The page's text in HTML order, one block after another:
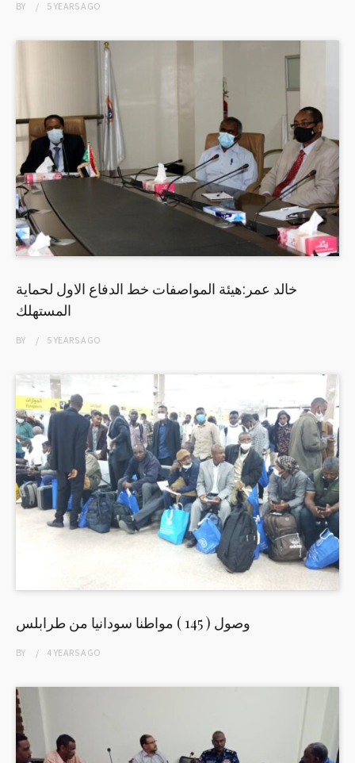
BY 5 YEARSAGO
خالد عمر:هيئة المواصفات خط الدفاع الاول لحماية
المستهلك
BY 5 YEARSAGO
وصول ( 145 ) مواطنا سودانيا من طرابلس
BY 4 YEARSAGO